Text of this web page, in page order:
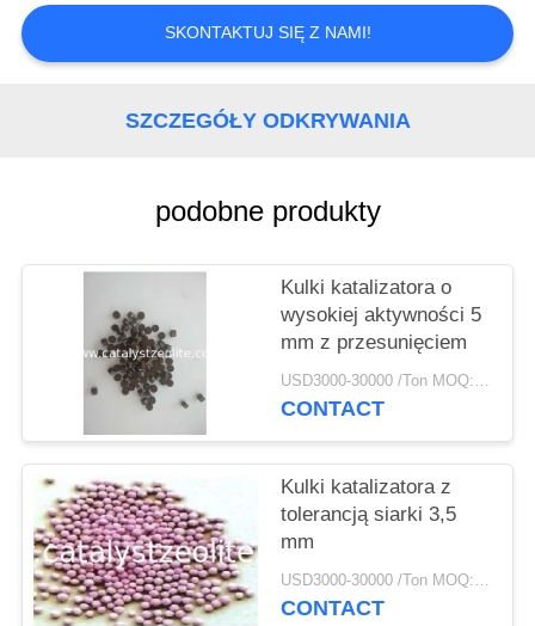
AKTUALNOŚCISKONTAKTUJ SIĘ Z NAMI!
SZCZEGÓŁY ODKRYWANIA
podobne produkty
Kulki katalizatora o
wysokiej aktywności 5
mm z przesunięciem
USD3000-30000 /Ton MOQ:1 KG
CONTACT
Kulki katalizatora z
tolerancją siarki 3,5
mm
USD3000-30000 /Ton MOQ:1 KG
CONTACT